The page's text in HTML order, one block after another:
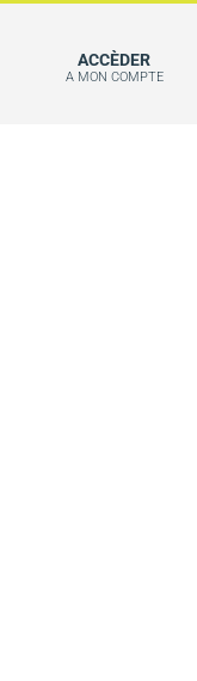
ACCÈDER
A MON COMPTE